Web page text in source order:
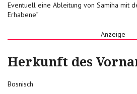
Eventuell eine Ableitung von Samiha mit
Erhabene”
Anzeige
Herkunft des
Bosnisch